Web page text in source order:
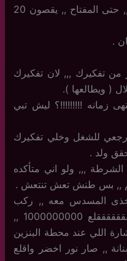
تفكيرهم ادق من تفكير الحرامي ,, حتى المفتاح ,, يقصون 20
.
من تفكيرك ,,, لان تفكيرك
( ويطالعها ).
زمانه !!!!!!!!!؟ ليش تبي
للشغل وخلي تفكيرك
ولد .
,,, ولو اني متأكده
,, بس طنش تعش تنتعش .
المسدس معه ,, ركب
السيارة ,, اققققققققققققققققققققققققلع 1000000000 ,,
اللي عند محطة البنزين
,, صار نور اخضر واقلع